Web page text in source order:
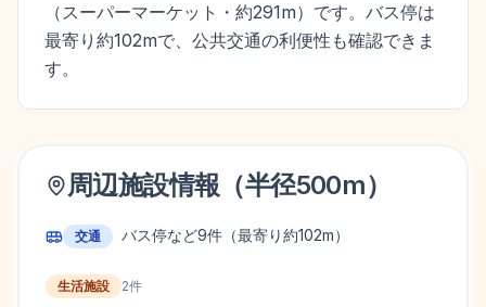
（スーパーマーケット・約291m）です。バス停は
最寄り約102mで、公共交通の利便性も確認できま
す。
周辺施設情報（半径500m）
交通 バス停など9件 （最寄り約102m）
生活施設 2件